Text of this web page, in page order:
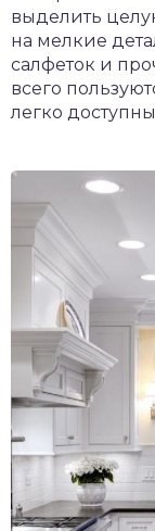
выделить
на мелкие
салфеток и
всего
легко